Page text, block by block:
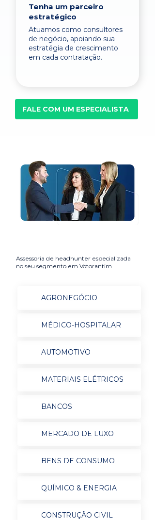
Tenha um parceiro
estratégico
Atuamos como consultores
de negócio, apoiando sua
estratégia de crescimento
em cada contratação.
FALE COM UM ESPECIALISTA
Assessoria de headhunter especializada
no seu segmento em Votorantim
AGRONEGÓCIO
MÉDICO-HOSPITALAR
AUTOMOTIVO
MATERIAIS ELÉTRICOS
BANCOS
MERCADO DE LUXO
BENS DE CONSUMO
QUÍMICO & ENERGIA
CONSTRUÇÃO CIVIL